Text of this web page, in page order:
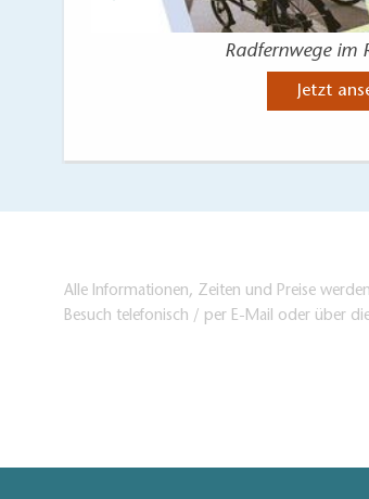
Radfernwege im
Jetzt
Alle Informationen, Zeiten und Preise
Besuch telefonisch / per E-Mail oder über